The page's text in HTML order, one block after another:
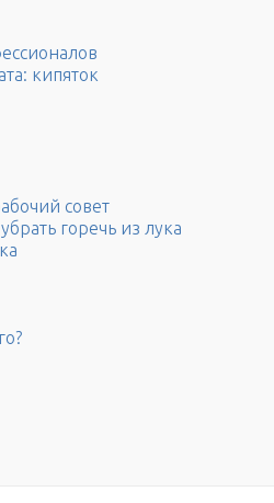
кипяток
совет
горечь из лука